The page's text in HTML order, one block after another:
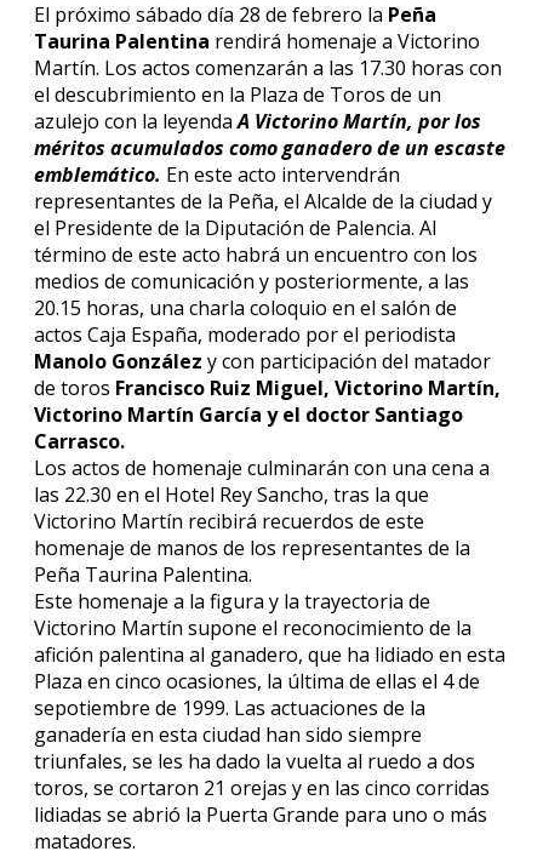
El próximo sábado día 28 de febrero la Peña
Taurina Palentina rendirá homenaje a Victorino
Martín. Los actos comenzarán a las 17.30 horas con
el descubrimiento en la Plaza de Toros de un
azulejo con la leyendaA Victorino Martín, por los
méritos acumulados como ganadero de un escaste
emblemático. En este acto intervendrán
representantes de la Peña, el Alcalde de la ciudad y
el Presidente de la Diputación de Palencia. Al
término de este acto habrá un encuentro con los
medios de comunicación y posteriormente, a las
20.15 horas, una charla coloquio en el salón de
actos Caja España, moderado por el periodista
Manolo González y con participación del matador
de toros Francisco Ruiz Miguel, Victorino Martín,
Victorino Martín García y el doctor Santiago
Carrasco.
Los actos de homenaje culminarán con una cena a
las 22.30 en el Hotel Rey Sancho, tras la que
Victorino Martín recibirá recuerdos de este
homenaje de manos de los representantes de la
Peña Taurina Palentina.
Este homenaje a la figura y la trayectoria de
Victorino Martín supone el reconocimiento de la
afición palentina al ganadero, que ha lidiado en esta
Plaza en cinco ocasiones, la última de ellas el 4 de
sepotiembre de 1999. Las actuaciones de la
ganadería en esta ciudad han sido siempre
triunfales, se les ha dado la vuelta al ruedo a dos
toros, se cortaron 21 orejas y en las cinco corridas
lidiadas se abrió la Puerta Grande para uno o más
matadores.